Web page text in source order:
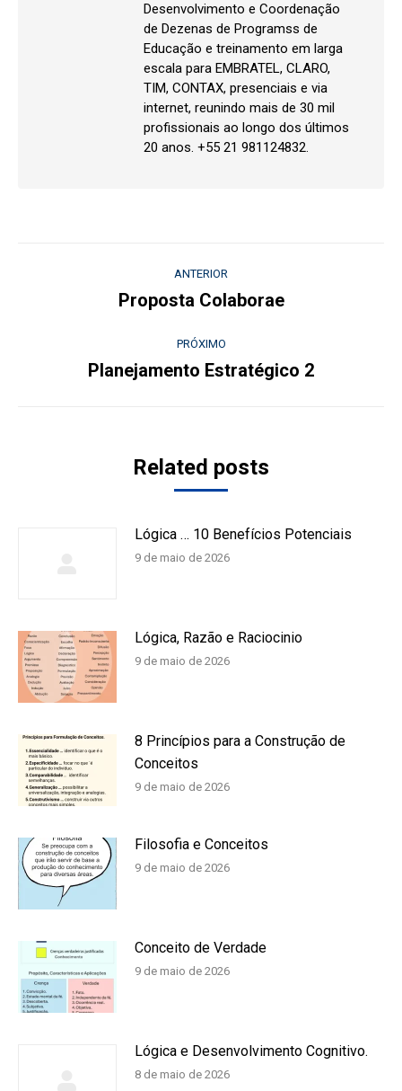
Desenvolvimento e Coordenação
de Dezenas de Programss de
Educação e treinamento em larga
escala para EMBRATEL, CLARO,
TIM, CONTAX, presenciais e via
internet, reunindo mais de 30 mil
profissionais ao longo dos últimos
20 anos. +55 21 981124832.
ANTERIOR
Post
Proposta Colaborae
PRÓXIMO
Próximo
Planejamento Estratégico 2
Related posts
Lógica … 10 Benefícios Potenciais
9 de maio de 2026
Lógica, Razão e Raciocinio
9 de maio de 2026
8 Princípios para a Construção de
Conceitos
9 de maio de 2026
Filosofia e Conceitos
9 de maio de 2026
Conceito de Verdade
9 de maio de 2026
Lógica e Desenvolvimento Cognitivo.
8 de maio de 2026